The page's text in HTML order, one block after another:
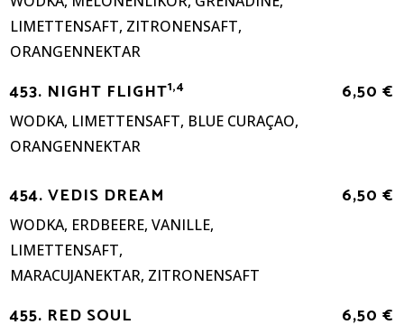
LIMETTENSAFT, ZITRONENSAFT,
ORANGENNEKTAR
453. NIGHT FLIGHT1,4
WODKA, LIMETTENSAFT, BLUE CURAÇAO,
ORANGENNEKTAR
6,50 €
454. VEDIS DREAM
WODKA, ERDBEERE, VANILLE,
LIMETTENSAFT,
MARACUJANEKTAR, ZITRONENSAFT
6,50 €
455. RED SOUL 6,50 €